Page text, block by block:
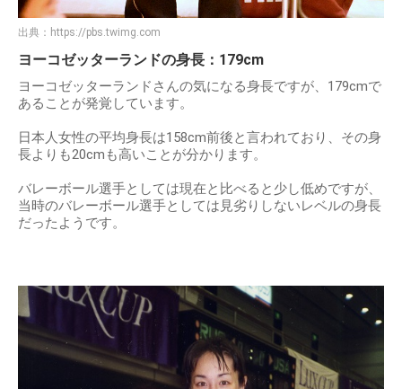
出典： https://pbs.twimg.com
ヨーコゼッターランドの身長：179cm
ヨーコゼッターランドさんの気になる身長ですが、179cmで
あることが発覚しています。
日本人女性の平均身長は158cm前後と言われており、その身
長よりも20cmも高いことが分かります。
バレーボール選手としては現在と比べると少し低めですが、
当時のバレーボール選手としては見劣りしないレベルの身長
だったようです。